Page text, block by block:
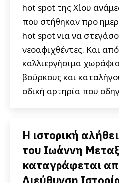
hot spot της Χίου
που στήθηκαν προ
hot spot για να
νεοαφιχθέντες. Και
καλλιεργήσιμα
βούρκους και
οδική αρτηρία που
Η ιστορική
του Ιωάννη
καταγράφεται
Διεύθυνση